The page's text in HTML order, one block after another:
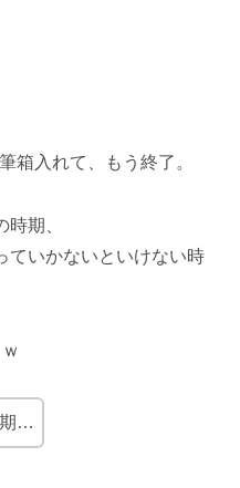
箱入れて、もう終了。
期、
ていかないといけない時
期…